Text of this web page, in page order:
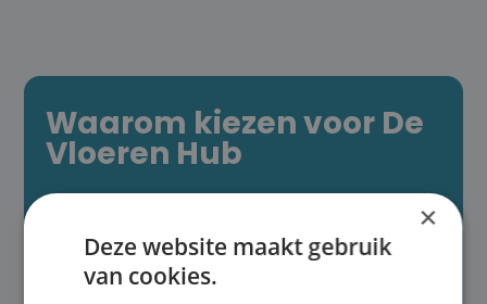
Waarom kiezen voor De
Vloeren Hub
×
Deze website maakt gebruik
van cookies.